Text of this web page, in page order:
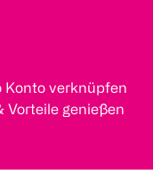
Konto verknüpfen
Vorteile genießen